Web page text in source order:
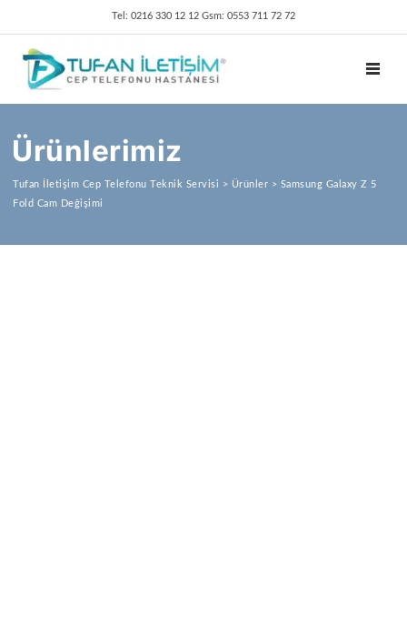
Tel: 0216 330 12 12 Gsm: 0553 711 72 72
Ürünlerimiz
Tufan İletişim Cep Telefonu Teknik Servisi > Ürünler > Samsung Galaxy Z 5
Fold Cam Değişimi